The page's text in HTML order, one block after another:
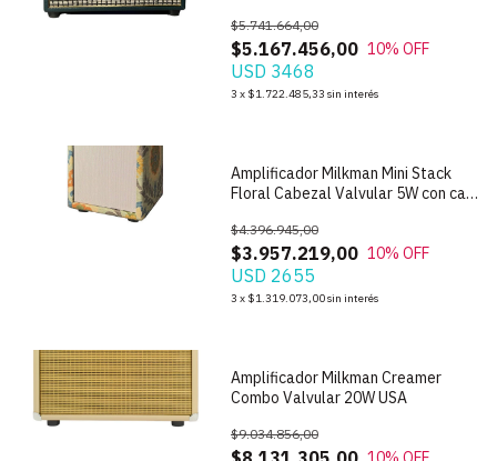
$5.167.456,00
$5.741.664,00
10% OFF
USD 3468
3 x $1.722.485,33 sin interés
Amplificador Milkman Mini Stack
Floral Cabezal Valvular 5W con caja
$3.957.219,00
$4.396.945,00
10% OFF
USD 2655
3 x $1.319.073,00sin interés
Amplificador Milkman Creamer
Combo Valvular 20W USA
$9.034.856,00